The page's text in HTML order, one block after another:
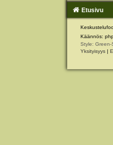
Etusivu
Käännös:
Style: Green-
Yksityisyys |